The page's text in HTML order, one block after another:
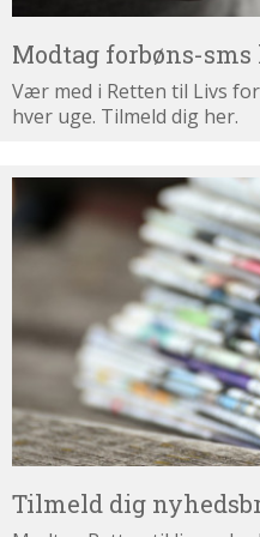
Modtag forbøns-sms
Vær med i Retten til Livs
hver uge. Tilmeld dig her.
Tilmeld
dig
nyhedsbrevet
Tilmeld dig